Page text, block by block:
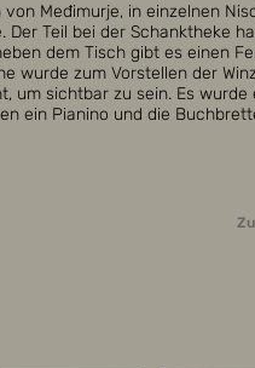
Međimurje, in einzelnen
Teil bei der Schanktheke
dem Tisch gibt es einen
wurde zum Vorstellen der
um sichtbar zu sein. Es wurde
ein Pianino und die